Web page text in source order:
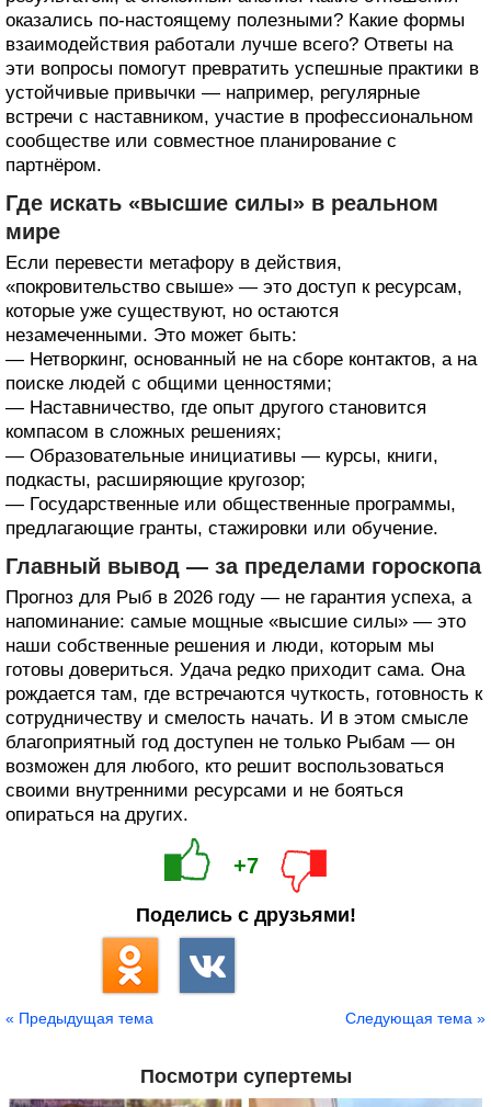
оказались по-настоящему полезными? Какие формы
взаимодействия работали лучше всего? Ответы на
эти вопросы помогут превратить успешные практики в
устойчивые привычки — например, регулярные
встречи с наставником, участие в профессиональном
сообществе или совместное планирование с
партнёром.
Где искать «высшие силы» в реальном
мире
Если перевести метафору в действия,
«покровительство свыше» — это доступ к ресурсам,
которые уже существуют, но остаются
незамеченными. Это может быть:
— Нетворкинг, основанный не на сборе контактов, а на
поиске людей с общими ценностями;
— Наставничество, где опыт другого становится
компасом в сложных решениях;
— Образовательные инициативы — курсы, книги,
подкасты, расширяющие кругозор;
— Государственные или общественные программы,
предлагающие гранты, стажировки или обучение.
Главный вывод — за пределами гороскопа
Прогноз для Рыб в 2026 году — не гарантия успеха, а
напоминание: самые мощные «высшие силы» — это
наши собственные решения и люди, которым мы
готовы довериться. Удача редко приходит сама. Она
рождается там, где встречаются чуткость, готовность к
сотрудничеству и смелость начать. И в этом смысле
благоприятный год доступен не только Рыбам — он
возможен для любого, кто решит воспользоваться
своими внутренними ресурсами и не бояться
опираться на других.
+7
Поделись с друзьями!
« Предыдущая тема Следующая тема »
Посмотри супертемы